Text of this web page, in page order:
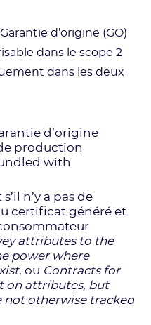
d’origine (GO)
dans le scope 2
dans les deux
d’origine
production
with
n’y a pas de
certificat généré et
attributes to the
power where
, ou Contracts for
on attributes, but
not otherwise tracked